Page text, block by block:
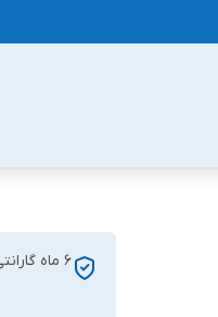
6 ماه گارانتی تعویض